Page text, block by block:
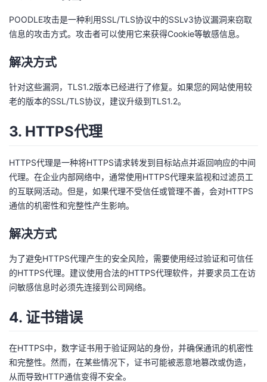
POODLE攻击是一种利用SSL/TLS协议中的SSLv3协议漏洞来窃取
信息的攻击方式。攻击者可以使用它来获得Cookie等敏感信息。
解决方式
针对这些漏洞，TLS1.2版本已经进行了修复。如果您的网站使用较
老的版本的SSL/TLS协议，建议升级到TLS1.2。
3. HTTPS代理
HTTPS代理是一种将HTTPS请求转发到目标站点并返回响应的中间
代理。在企业内部网络中，通常使用HTTPS代理来监视和过滤员工
的互联网活动。但是，如果代理不受信任或管理不善，会对HTTPS
通信的机密性和完整性产生影响。
解决方式
为了避免HTTPS代理产生的安全风险，需要使用经过验证和可信任
的HTTPS代理。建议使用合法的HTTPS代理软件，并要求员工在访
问敏感信息时必须先连接到公司网络。
4. 证书错误
在HTTPS中，数字证书用于验证网站的身份，并确保通讯的机密性
和完整性。然而，在某些情况下，证书可能被恶意地篡改或伪造，
从而导致HTTP通信变得不安全。